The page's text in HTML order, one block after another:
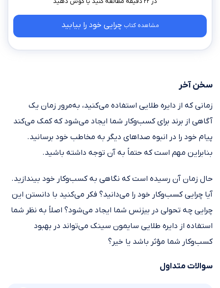
مشاهده کتاب چرایی خود را بیابید
سخن آخر
زمانی که از دایره طلایی استفاده می‌کنید، به‌مرور زمان یک
آگاهی از برند برای کسب‌وکار شما ایجاد می‌شود که کمک می‌کند
پیام خود را در انبوه صداهای دیگر به مخاطب خود برسانید.
بنابراین مهم است که حتماً به آن توجه داشته باشید.
حال زمان آن رسیده است که نگاهی به کسب‌وکار خود بیندازید.
آیا چرایی کسب‌وکار خود را می‌دانید؟ فکر می‌کنید با دانستن این
چرایی چه تحولی در بیزنس شما ایجاد می‌شود؟ اصلاً به نظر شما
استفاده از دایره طلایی سایمون سینک می‌تواند در بهبود
کسب‌وکار شما مؤثر باشد یا خیر؟
سوالات متداول